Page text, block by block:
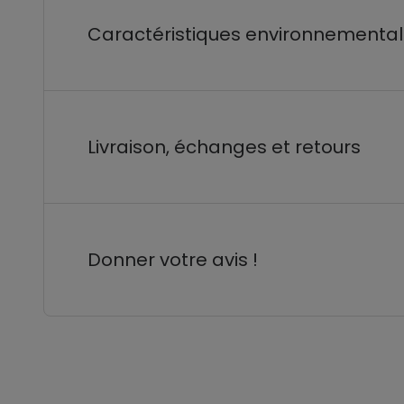
Caractéristiques
Livraison, échanges et retours
Donner votre avis !